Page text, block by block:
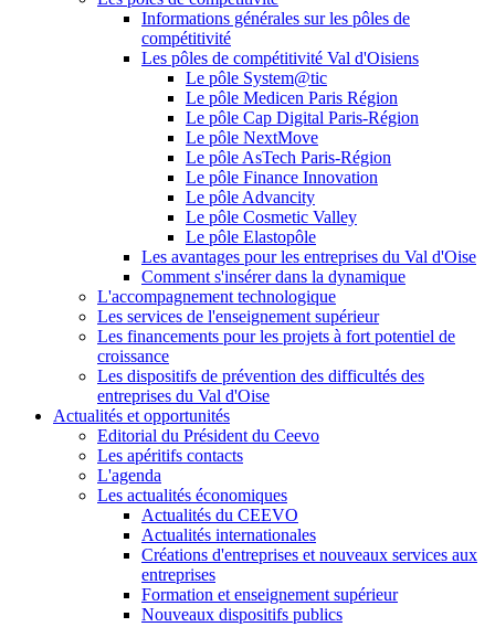
Informations générales sur les pôles de
compétitivité
Les pôles de compétitivité Val d'Oisiens
Le pôle System@tic
Le pôle Medicen Paris Région
Le pôle Cap Digital Paris-Région
Le pôle NextMove
Le pôle AsTech Paris-Région
Le pôle Finance Innovation
Le pôle Advancity
Le pôle Cosmetic Valley
Le pôle Elastopôle
Les avantages pour les entreprises du Val d'Oise
Comment s'insérer dans la dynamique
L'accompagnement technologique
Les services de l'enseignement supérieur
Les financements pour les projets à fort potentiel de
croissance
Les dispositifs de prévention des difficultés des
entreprises du Val d'Oise
Actualités et opportunités
Editorial du Président du Ceevo
Les apéritifs contacts
L'agenda
Les actualités économiques
Actualités du CEEVO
Actualités internationales
Créations d'entreprises et nouveaux services aux
entreprises
Formation et enseignement supérieur
Nouveaux dispositifs publics